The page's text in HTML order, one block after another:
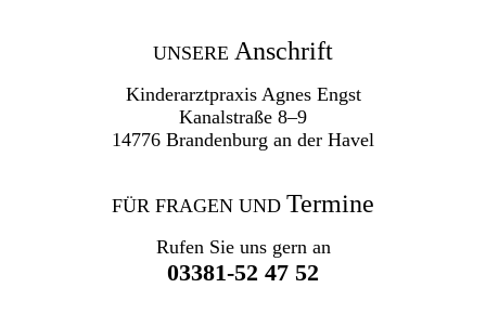
UNSERE Anschrift
Kinderarztpraxis Agnes Engst
Kanalstraße 8–9
14776 Brandenburg an der Havel
FÜR FRAGEN UND Termine
Rufen Sie uns gern an
03381-52 47 52